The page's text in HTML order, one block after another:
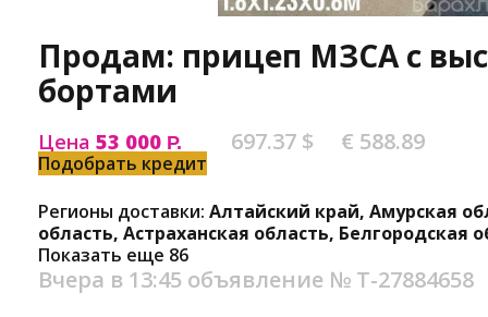
Продам: прицеп МЗСА с
бортами
Цена 53 000 Р. 697.37 $ € 588.89
Подобрать кредит
Регионы доставки: Алтайский край, Амурская
область, Астраханская область, Белгородская
Показать еще 86
Вчера в 13:45 объявление № Т-27884658